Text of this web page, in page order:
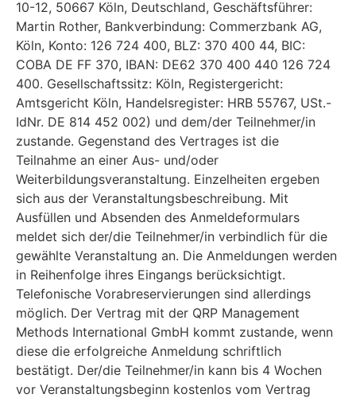
10-12, 50667 Köln, Deutschland, Geschäftsführer:
Martin Rother, Bankverbindung: Commerzbank AG,
Köln, Konto: 126 724 400, BLZ: 370 400 44, BIC:
COBA DE FF 370, IBAN: DE62 370 400 440 126 724
400. Gesellschaftssitz: Köln, Registergericht:
Amtsgericht Köln, Handelsregister: HRB 55767, USt.-
IdNr. DE 814 452 002) und dem/der Teilnehmer/in
zustande. Gegenstand des Vertrages ist die
Teilnahme an einer Aus- und/oder
Weiterbildungsveranstaltung. Einzelheiten ergeben
sich aus der Veranstaltungsbeschreibung. Mit
Ausfüllen und Absenden des Anmeldeformulars
meldet sich der/die Teilnehmer/in verbindlich für die
gewählte Veranstaltung an. Die Anmeldungen werden
in Reihenfolge ihres Eingangs berücksichtigt.
Telefonische Vorabreservierungen sind allerdings
möglich. Der Vertrag mit der QRP Management
Methods International GmbH kommt zustande, wenn
diese die erfolgreiche Anmeldung schriftlich
bestätigt. Der/die Teilnehmer/in kann bis 4 Wochen
vor Veranstaltungsbeginn kostenlos vom Vertrag